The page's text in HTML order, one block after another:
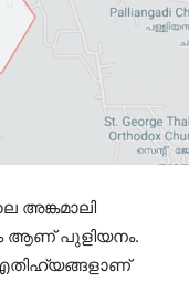
അങ്കമാലി
ആണ് പുളിയനം.